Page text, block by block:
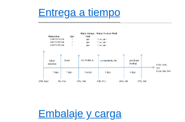
Entrega a tiempo
Embalaje y carga